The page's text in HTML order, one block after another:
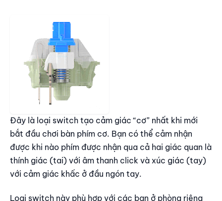
Đây là loại switch tạo cảm giác “cơ” nhất khi mới
bắt đầu chơi bàn phím cơ. Bạn có thể cảm nhận
được khi nào phím được nhận qua cả hai giác quan là
thính giác (tai) với âm thanh click và xúc giác (tay)
với cảm giác khấc ở đầu ngón tay.
Loại switch này phù hợp với các bạn ở phòng riêng